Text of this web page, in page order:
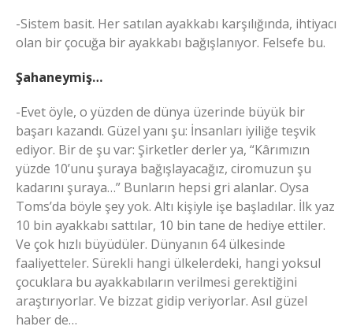
-Sistem basit. Her satılan ayakkabı karşılığında, ihtiyacı
olan bir çocuğa bir ayakkabı bağışlanıyor. Felsefe bu.
Şahaneymiş…
-Evet öyle, o yüzden de dünya üzerinde büyük bir
başarı kazandı. Güzel yanı şu: İnsanları iyiliğe teşvik
ediyor. Bir de şu var: Şirketler derler ya, “Kârımızın
yüzde 10’unu şuraya bağışlayacağız, ciromuzun şu
kadarını şuraya…” Bunların hepsi gri alanlar. Oysa
Toms’da böyle şey yok. Altı kişiyle işe başladılar. İlk yaz
10 bin ayakkabı sattılar, 10 bin tane de hediye ettiler.
Ve çok hızlı büyüdüler. Dünyanın 64 ülkesinde
faaliyetteler. Sürekli hangi ülkelerdeki, hangi yoksul
çocuklara bu ayakkabıların verilmesi gerektiğini
araştırıyorlar. Ve bizzat gidip veriyorlar. Asıl güzel
haber de…